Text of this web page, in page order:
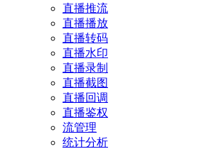
直播推流
直播播放
直播转码
直播水印
直播录制
直播截图
直播回调
直播鉴权
流管理
统计分析